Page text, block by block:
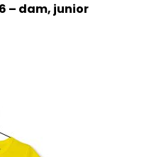
– dam, junior